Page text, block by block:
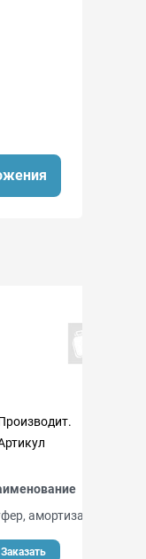
амортизация
Заказать